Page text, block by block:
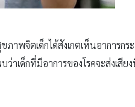
พจิตเด็กได้สังเกตเห็นอาการก
ว่าเด็กที่มีอาการของโรคจะส่ง